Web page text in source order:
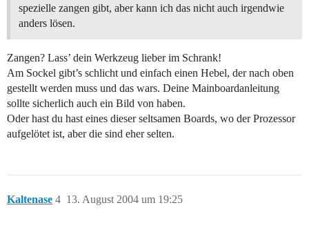
spezielle zangen gibt, aber kann ich das nicht auch irgendwie
anders lösen.
Zangen? Lass’ dein Werkzeug lieber im Schrank!
Am Sockel gibt’s schlicht und einfach einen Hebel, der nach oben
gestellt werden muss und das wars. Deine Mainboardanleitung
sollte sicherlich auch ein Bild von haben.
Oder hast du hast eines dieser seltsamen Boards, wo der Prozessor
aufgelötet ist, aber die sind eher selten.
Kaltenase 13. August 2004 um 19:25
4